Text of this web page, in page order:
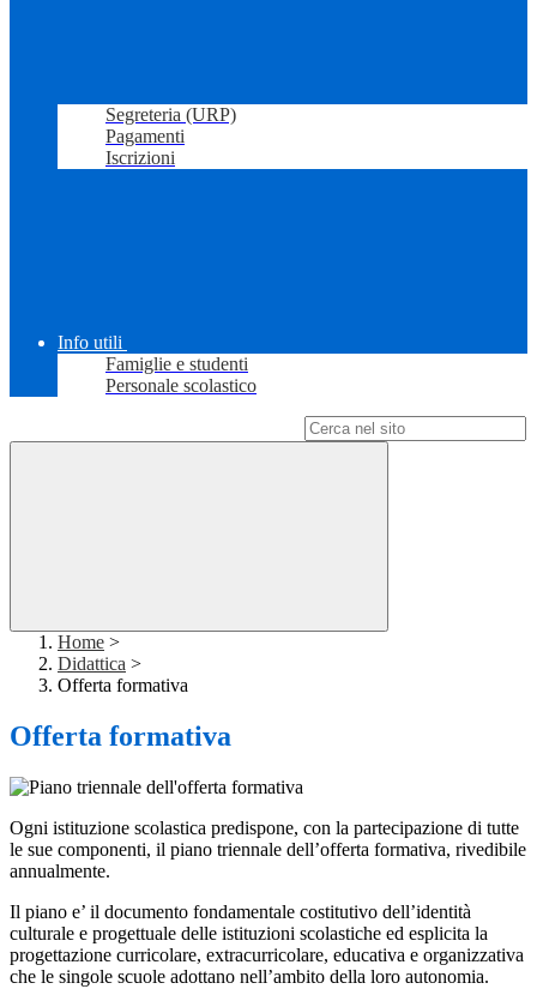
Segreteria (URP)
Pagamenti
Iscrizioni
Info utili
Famiglie e studenti
Personale scolastico
Home >
Didattica >
Offerta formativa
Offerta formativa
Ogni istituzione scolastica predispone, con la partecipazione di tutte
le sue componenti, il piano triennale dell’offerta formativa, rivedibile
annualmente.
Il piano e’ il documento fondamentale costitutivo dell’identità
culturale e progettuale delle istituzioni scolastiche ed esplicita la
progettazione curricolare, extracurricolare, educativa e organizzativa
che le singole scuole adottano nell’ambito della loro autonomia.